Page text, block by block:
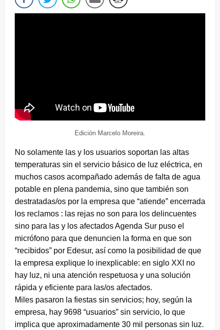
Edición Marcelo Moreira.
No solamente las y los usuarios soportan las altas
temperaturas sin el servicio básico de luz eléctrica, en
muchos casos acompañado además de falta de agua
potable en plena pandemia, sino que también son
destratadas/os por la empresa que “atiende” encerrada
los reclamos : las rejas no son para los delincuentes
sino para las y los afectados Agenda Sur puso el
micrófono para que denuncien la forma en que son
“recibidos” por Edesur, así como la posibilidad de que
la empresa explique lo inexplicable: en siglo XXI no
hay luz, ni una atención respetuosa y una solución
rápida y eficiente para las/os afectados.
Miles pasaron la fiestas sin servicios; hoy, según la
empresa, hay 9698 “usuarios” sin servicio, lo que
implica que aproximadamente 30 mil personas sin luz.